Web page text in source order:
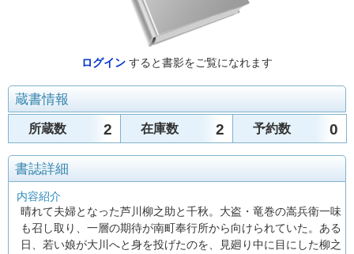
ログイン すると書影をご覧になれます
蔵書情報
所蔵数 2 在庫数 2 予約数 0
書誌詳細
内容紹介
晴れて夫婦となった芦川柳之助と千秋。大盗・竜巻の嵩兵衛一味
も召し取り、一層の期待が南町奉行所から向けられていた。ある
日、若い娘が大川へと身を投げたのを、見廻り中に目にした柳之